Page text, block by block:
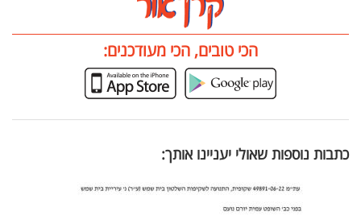
הכי טובים, הכי מעודכנים:
כתבות נוספות שאולי יעניינו אותך: